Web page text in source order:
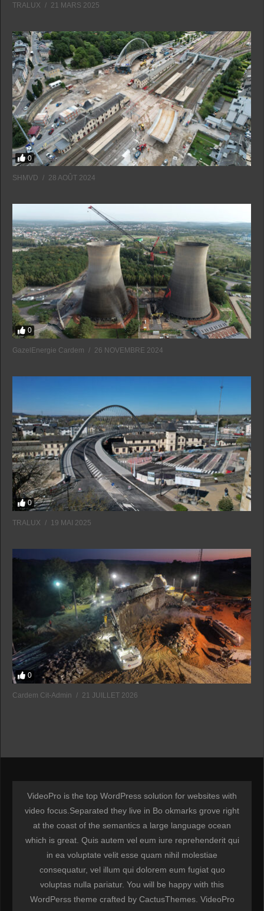
TRALUX 21 MARS 2025
0
SHMVD 28 AOÛT 2024
0
GazelEnergie Cardem 26 NOVEMBRE 2024
0
TRALUX 19 MAI 2025
0
Cardem Cit-Admin 21 JUILLET 2026
VideoPro is the top WordPress solution for websites with
video focus.Separated they live in Bo okmarks grove right
at the coast of the semantics a large language ocean
which is great. Quis autem vel eum iure reprehenderit qui
in ea voluptate velit esse quam nihil molestiae
consequatur, vel illum qui dolorem eum fugiat quo
voluptas nulla pariatur. You will be happy with this
WordPerss theme crafted by CactusThemes. VideoPro